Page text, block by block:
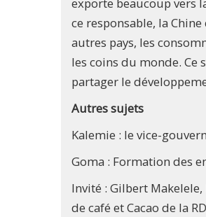
exporte beaucoup vers
ce responsable, la
autres pays, les
les coins du monde.
partager le
Autres sujets
Kalemie : le vice-
Goma : Formation des
Invité : Gilbert
de café et Cacao de la